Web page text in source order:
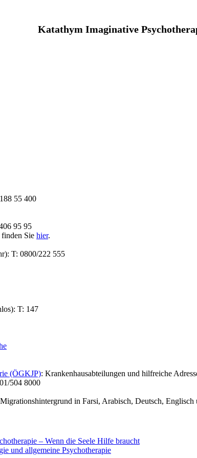
Katathym Imaginative
55 400
95 95
Sie hier.
T: 0800/222 555
T: 147
(ÖGKJP): Krankenhausabteilungen und hilfreiche
504 8000
in Farsi, Arabisch, Deutsch, Englisch
– Wenn die Seele Hilfe braucht
und allgemeine Psychotherapie